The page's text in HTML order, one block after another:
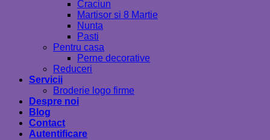
Craciun
Martisor si 8 Martie
Nunta
Pasti
Pentru casa
Perne decorative
Reduceri
Servicii
Broderie logo firme
Despre noi
Blog
Contact
Autentificare